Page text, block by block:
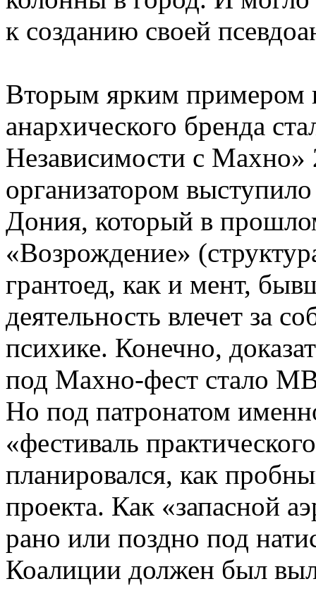
к созданию своей
Вторым ярким примером
анархического бренда
Независимости с Махно»
организатором
Дония, который в
«Возрождение»
грантоед, как и мент,
деятельность влечет за
психике. Конечно,
под Махно-фест стало
Но под патронатом
«фестиваль
планировался, как
проекта. Как «запасной
рано или поздно под
Коалиции должен был